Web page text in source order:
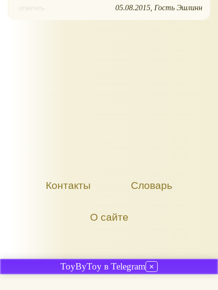
ответить 05.08.2015 Гость Эшлинн
Контакты Словарь
О сайте
ToyByToy в Telegram ✕